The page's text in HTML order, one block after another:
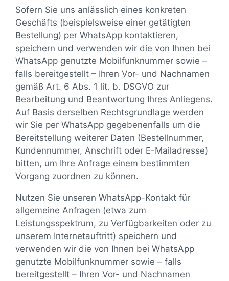
Sofern Sie uns anlässlich eines konkreten
Geschäfts (beispielsweise einer getätigten
Bestellung) per WhatsApp kontaktieren,
speichern und verwenden wir die von Ihnen bei
WhatsApp genutzte Mobilfunknummer sowie –
falls bereitgestellt – Ihren Vor- und Nachnamen
gemäß Art. 6 Abs. 1 lit. b. DSGVO zur
Bearbeitung und Beantwortung Ihres Anliegens.
Auf Basis derselben Rechtsgrundlage werden
wir Sie per WhatsApp gegebenenfalls um die
Bereitstellung weiterer Daten (Bestellnummer,
Kundennummer, Anschrift oder E-Mailadresse)
bitten, um Ihre Anfrage einem bestimmten
Vorgang zuordnen zu können.
Nutzen Sie unseren WhatsApp-Kontakt für
allgemeine Anfragen (etwa zum
Leistungsspektrum, zu Verfügbarkeiten oder zu
unserem Internetauftritt) speichern und
verwenden wir die von Ihnen bei WhatsApp
genutzte Mobilfunknummer sowie – falls
bereitgestellt – Ihren Vor- und Nachnamen